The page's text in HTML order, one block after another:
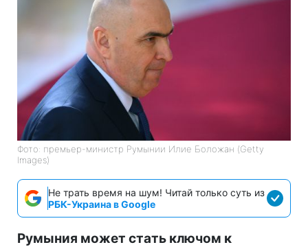
Фото: премьер-министр Румынии Илие Боложан (Getty
Images)
Не трать время на шум! Читай только суть из
РБК-Украина в Google
Румыния может стать ключом к